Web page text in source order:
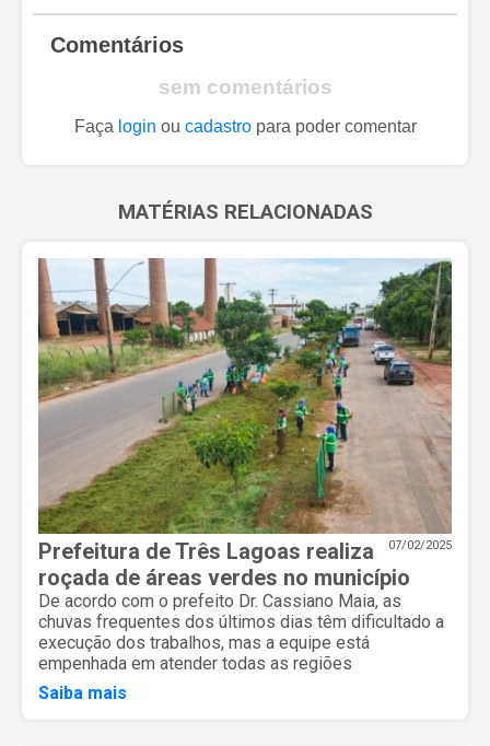
Comentários
sem comentários
Faça login ou cadastropara poder comentar
MATÉRIAS RELACIONADAS
07/02/2025
Prefeitura de Três Lagoas realiza
roçada de áreas verdes no município
De acordo com o prefeito Dr. Cassiano Maia, as
chuvas frequentes dos últimos dias têm dificultado a
execução dos trabalhos, mas a equipe está
empenhada em atender todas as regiões
Saiba mais